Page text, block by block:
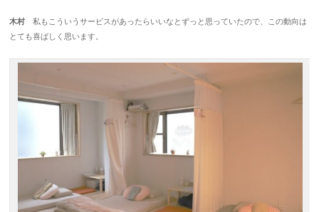
木村私もこういうサービスがあったらいいなとずっと思っていたので、この動向は
とても喜ばしく思います。